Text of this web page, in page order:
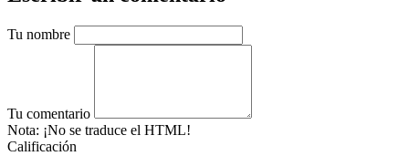
Tu nombre
Tu comentario
Nota: ¡No se traduce el HTML!
Calificación